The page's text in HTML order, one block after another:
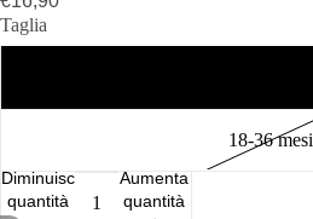
Taglia
18-36 mesi
Diminuisci
quantità
Aumenta
quantità